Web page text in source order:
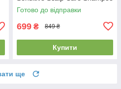
592мл
Готово до відправки
699 ₴ 849 ₴
Купити
ще